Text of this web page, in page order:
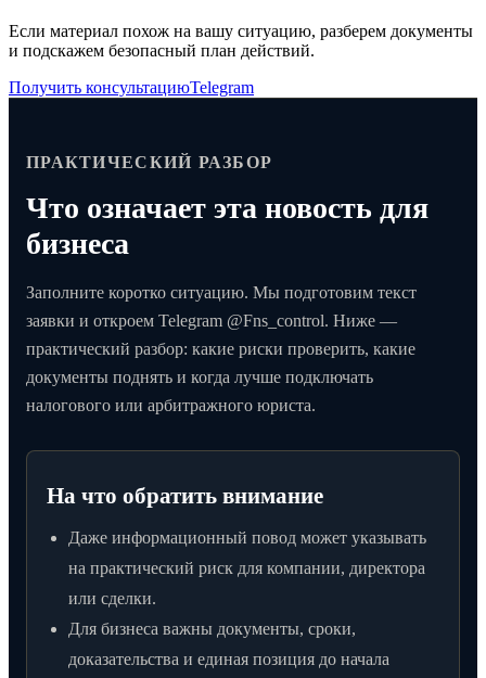
Если материал похож на вашу ситуацию, разберем документы
и подскажем безопасный план действий.
Получить консультациюTelegram
ПРАКТИЧЕСКИЙ РАЗБОР
Что означает эта новость для
бизнеса
Заполните коротко ситуацию. Мы подготовим текст
заявки и откроем Telegram @Fns_control. Ниже —
практический разбор: какие риски проверить, какие
документы поднять и когда лучше подключать
налогового или арбитражного юриста.
На что обратить внимание
Даже информационный повод может указывать
на практический риск для компании, директора
или сделки.
Для бизнеса важны документы, сроки,
доказательства и единая позиция до начала